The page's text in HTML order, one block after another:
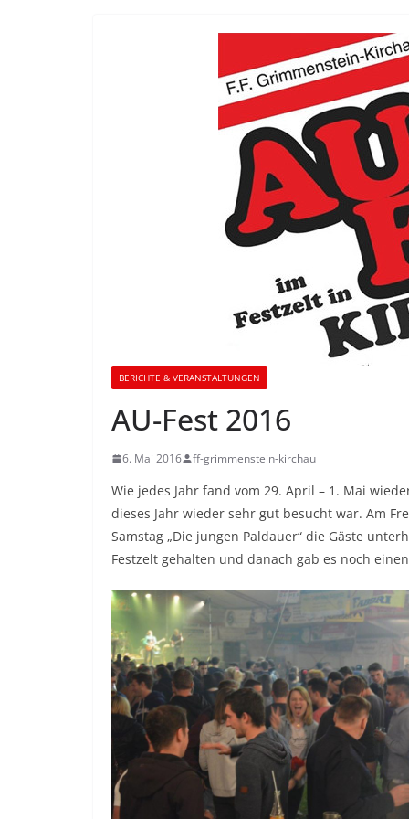
BERICHTE & VERANSTALTUNGEN
AU-Fest 2016
6. Mai 2016 ff-grimmenstein-kirchau
Wie jedes Jahr fand vom 29. April – 1. Mai
dieses Jahr wieder sehr gut besucht war. Am
Samstag „Die jungen Paldauer“ die Gäste
Festzelt gehalten und danach gab es noch